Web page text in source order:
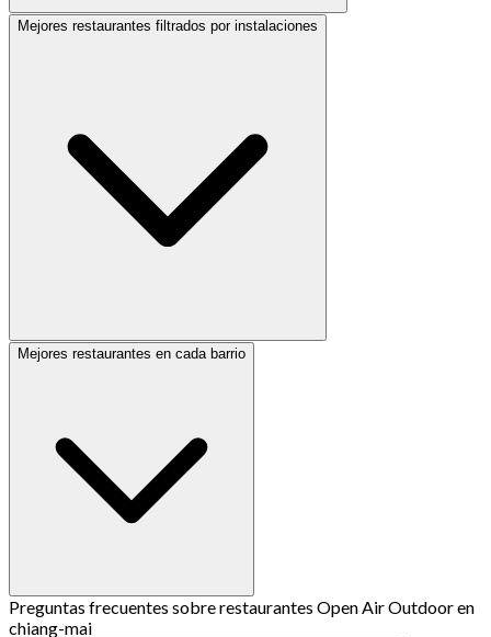
Mejores restaurantes filtrados por instalaciones
Mejores restaurantes en cada barrio
Preguntas frecuentes sobre restaurantes Open Air Outdoor en
chiang-mai